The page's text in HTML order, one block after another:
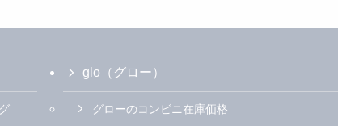
glo（グロー）
グローのコンビニ在庫価格